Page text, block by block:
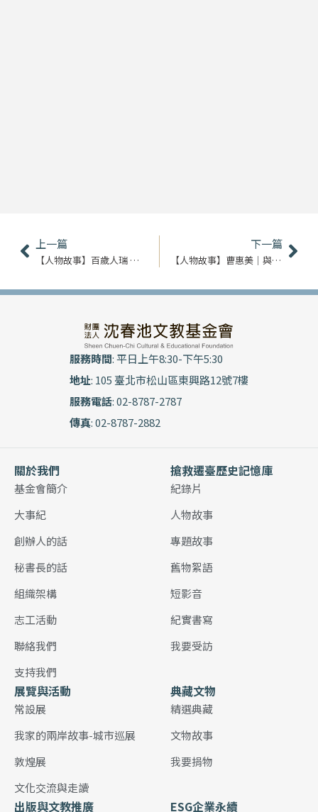
上一頁
上一篇
【人物故事】百歲人瑞 陳眼｜在故宮的歲月
下一篇
【人物故事】曹惠美｜與聲同行 音緣際會
下
服務時間: 平日上午8:30-下午5:30
地址: 105 臺北市松山區東興路12號7樓
服務電話: 02-8787-2787
傳真: 02-8787-2882
關於我們
基金會簡介
大事紀
創辦人的話
秘書長的話
組織架構
志工活動
聯絡我們
支持我們
搶救遷臺歷史記憶庫
紀錄片
人物故事
專題故事
舊物絮語
短影音
紀實書寫
我要受訪
展覽與活動
常設展
我家的兩岸故事-城市巡展
敦煌展
文化交流與走讀
典藏文物
精選典藏
文物故事
我要捐物
出版與文教推廣 ESG企業永續